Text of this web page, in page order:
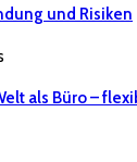
und Risiken
als Büro –